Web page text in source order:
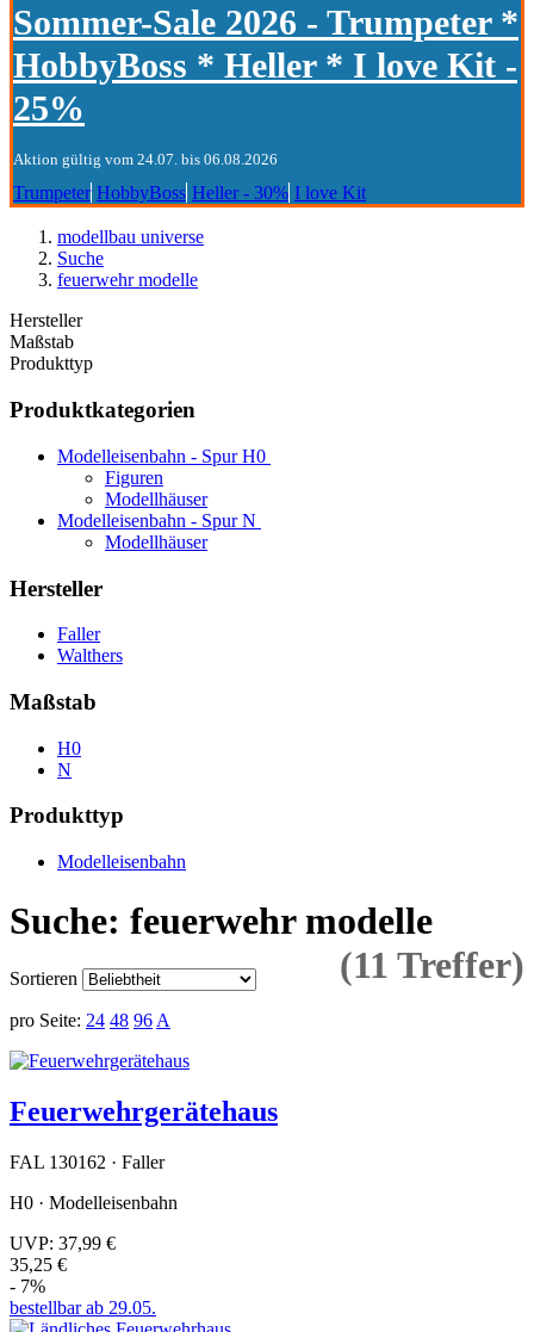
Sommer-Sale 2026 - Trumpeter *
HobbyBoss * Heller * I love Kit -
25%
Aktion gültig vom 24.07. bis 06.08.2026
Trumpeter HobbyBoss Heller - 30% I love Kit
modellbau universe
Suche
feuerwehr modelle
Hersteller
Maßstab
Produkttyp
Produktkategorien
Modelleisenbahn - Spur H0
Figuren
Modellhäuser
Modelleisenbahn - Spur N
Modellhäuser
Hersteller
Faller
Walthers
Maßstab
H0
N
Produkttyp
Modelleisenbahn
Suche: feuerwehr modelle
(11 Treffer)
Sortieren
pro Seite: 24 48 96 A
Feuerwehrgerätehaus
FAL 130162 · Faller
H0 · Modelleisenbahn
UVP: 37,99 €
35,25 €
- 7%
bestellbar ab 29.05.